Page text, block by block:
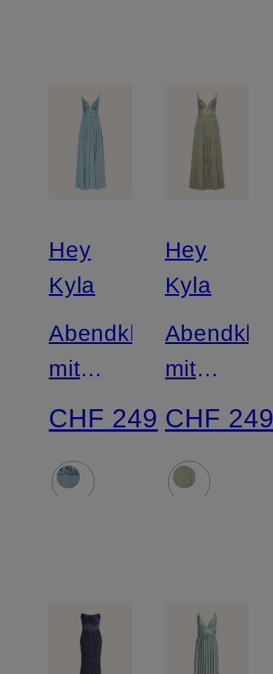
Hey
Kyla
Abendkleid
mit
Pailetten
und
Schmucksteinen
CHF 249
Hey
Kyla
mit
Pailetten
und
CHF